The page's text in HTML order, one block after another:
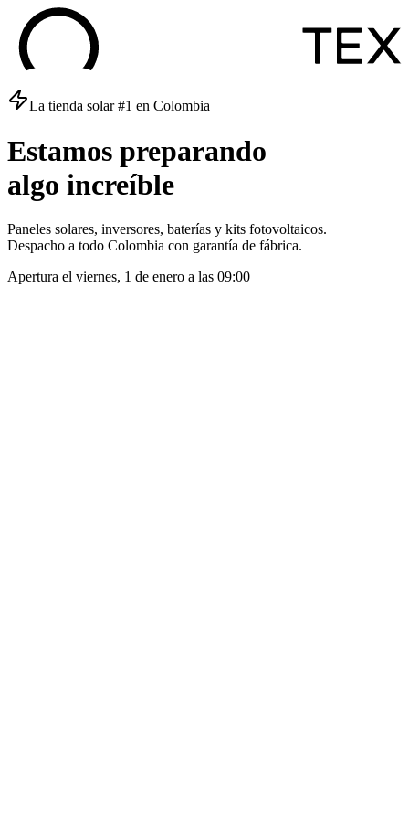
La tienda solar #1 en Colombia
Estamos preparando
algo increíble
Paneles solares, inversores, baterías y kits fotovoltaicos.
Despacho a todo Colombia con garantía de fábrica.
Apertura el viernes, 1 de enero a las 09:00